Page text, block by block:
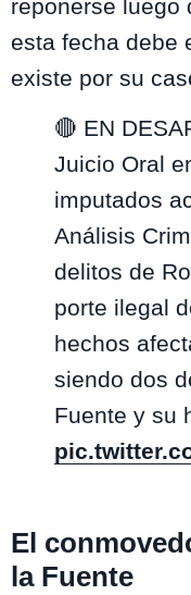
reponerse luego
esta fecha debe
existe por su
🔴 EN
Juicio Oral
imputados
Análisis
delitos de
porte ilegal
hechos
siendo dos
Fuente y su
El
la Fuente